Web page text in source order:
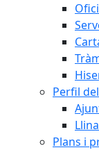
Perfil
Plans i